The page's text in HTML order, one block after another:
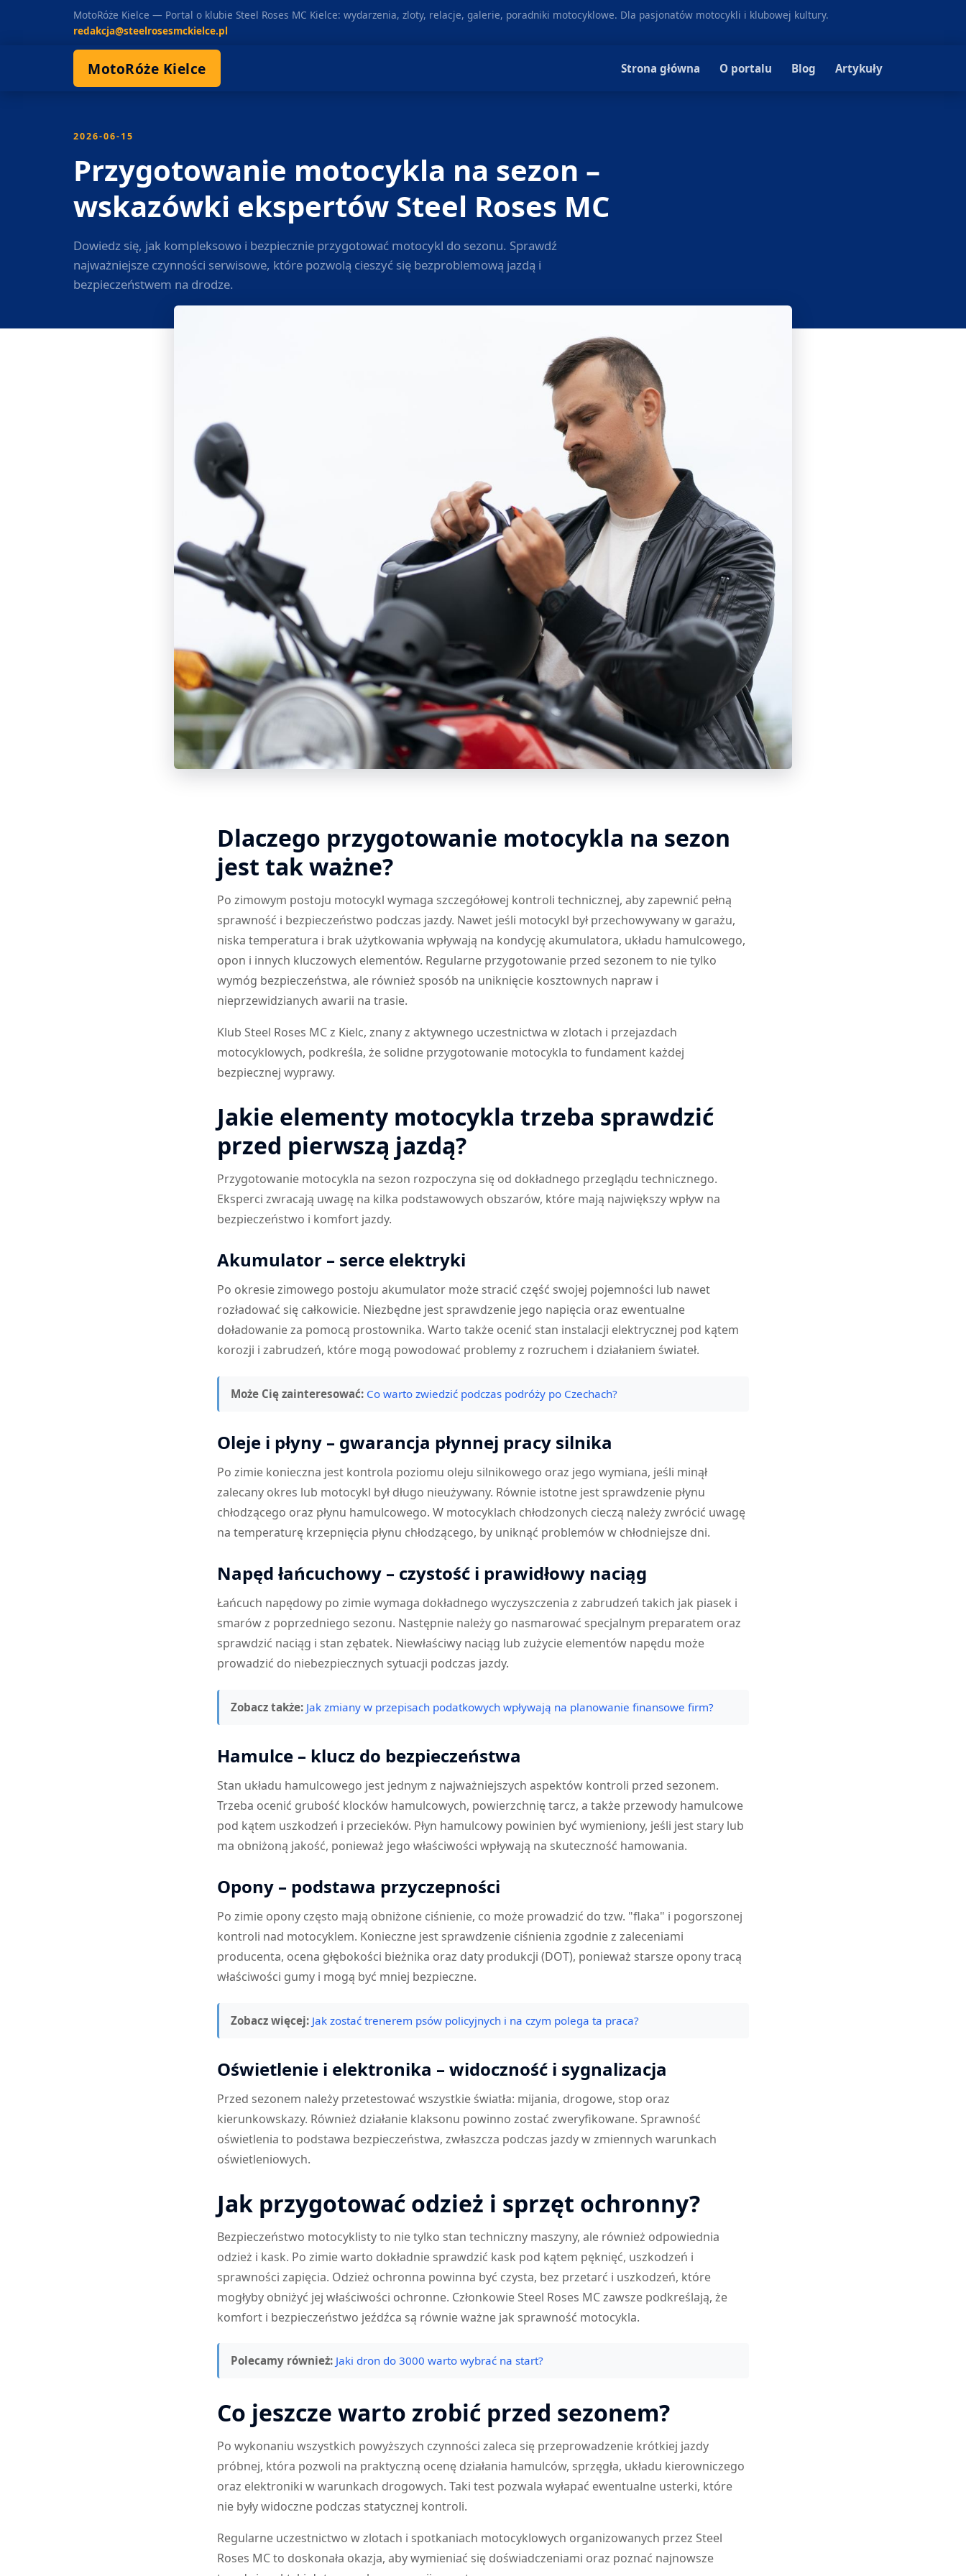
MotoRóże Kielce — Portal o klubie Steel Roses MC Kielce: wydarzenia, zloty, relacje, galerie, poradniki motocyklowe. Dla pasjonatów motocykli i klubowej kultury.
redakcja@steelrosesmckielce.pl
MotoRóże Kielce Strona główna O portalu Blog Artykuły
2026-06-15
Przygotowanie motocykla na sezon –
wskazówki ekspertów Steel Roses MC
Dowiedz się, jak kompleksowo i bezpiecznie przygotować motocykl do sezonu. Sprawdź
najważniejsze czynności serwisowe, które pozwolą cieszyć się bezproblemową jazdą i
bezpieczeństwem na drodze.
Dlaczego przygotowanie motocykla na sezon
jest tak ważne?
Po zimowym postoju motocykl wymaga szczegółowej kontroli technicznej, aby zapewnić pełną
sprawność i bezpieczeństwo podczas jazdy. Nawet jeśli motocykl był przechowywany w garażu,
niska temperatura i brak użytkowania wpływają na kondycję akumulatora, układu hamulcowego,
opon i innych kluczowych elementów. Regularne przygotowanie przed sezonem to nie tylko
wymóg bezpieczeństwa, ale również sposób na uniknięcie kosztownych napraw i
nieprzewidzianych awarii na trasie.
Klub Steel Roses MC z Kielc, znany z aktywnego uczestnictwa w zlotach i przejazdach
motocyklowych, podkreśla, że solidne przygotowanie motocykla to fundament każdej
bezpiecznej wyprawy.
Jakie elementy motocykla trzeba sprawdzić
przed pierwszą jazdą?
Przygotowanie motocykla na sezon rozpoczyna się od dokładnego przeglądu technicznego.
Eksperci zwracają uwagę na kilka podstawowych obszarów, które mają największy wpływ na
bezpieczeństwo i komfort jazdy.
Akumulator – serce elektryki
Po okresie zimowego postoju akumulator może stracić część swojej pojemności lub nawet
rozładować się całkowicie. Niezbędne jest sprawdzenie jego napięcia oraz ewentualne
doładowanie za pomocą prostownika. Warto także ocenić stan instalacji elektrycznej pod kątem
korozji i zabrudzeń, które mogą powodować problemy z rozruchem i działaniem świateł.
Może Cię zainteresować: Co warto zwiedzić podczas podróży po Czechach?
Oleje i płyny – gwarancja płynnej pracy silnika
Po zimie konieczna jest kontrola poziomu oleju silnikowego oraz jego wymiana, jeśli minął
zalecany okres lub motocykl był długo nieużywany. Równie istotne jest sprawdzenie płynu
chłodzącego oraz płynu hamulcowego. W motocyklach chłodzonych cieczą należy zwrócić uwagę
na temperaturę krzepnięcia płynu chłodzącego, by uniknąć problemów w chłodniejsze dni.
Napęd łańcuchowy – czystość i prawidłowy naciąg
Łańcuch napędowy po zimie wymaga dokładnego wyczyszczenia z zabrudzeń takich jak piasek i
smarów z poprzedniego sezonu. Następnie należy go nasmarować specjalnym preparatem oraz
sprawdzić naciąg i stan zębatek. Niewłaściwy naciąg lub zużycie elementów napędu może
prowadzić do niebezpiecznych sytuacji podczas jazdy.
Zobacz także: Jak zmiany w przepisach podatkowych wpływają na planowanie finansowe firm?
Hamulce – klucz do bezpieczeństwa
Stan układu hamulcowego jest jednym z najważniejszych aspektów kontroli przed sezonem.
Trzeba ocenić grubość klocków hamulcowych, powierzchnię tarcz, a także przewody hamulcowe
pod kątem uszkodzeń i przecieków. Płyn hamulcowy powinien być wymieniony, jeśli jest stary lub
ma obniżoną jakość, ponieważ jego właściwości wpływają na skuteczność hamowania.
Opony – podstawa przyczepności
Po zimie opony często mają obniżone ciśnienie, co może prowadzić do tzw. "flaka" i pogorszonej
kontroli nad motocyklem. Konieczne jest sprawdzenie ciśnienia zgodnie z zaleceniami
producenta, ocena głębokości bieżnika oraz daty produkcji (DOT), ponieważ starsze opony tracą
właściwości gumy i mogą być mniej bezpieczne.
Zobacz więcej: Jak zostać trenerem psów policyjnych i na czym polega ta praca?
Oświetlenie i elektronika – widoczność i sygnalizacja
Przed sezonem należy przetestować wszystkie światła: mijania, drogowe, stop oraz
kierunkowskazy. Również działanie klaksonu powinno zostać zweryfikowane. Sprawność
oświetlenia to podstawa bezpieczeństwa, zwłaszcza podczas jazdy w zmiennych warunkach
oświetleniowych.
Jak przygotować odzież i sprzęt ochronny?
Bezpieczeństwo motocyklisty to nie tylko stan techniczny maszyny, ale również odpowiednia
odzież i kask. Po zimie warto dokładnie sprawdzić kask pod kątem pęknięć, uszkodzeń i
sprawności zapięcia. Odzież ochronna powinna być czysta, bez przetarć i uszkodzeń, które
mogłyby obniżyć jej właściwości ochronne. Członkowie Steel Roses MC zawsze podkreślają, że
komfort i bezpieczeństwo jeźdźca są równie ważne jak sprawność motocykla.
Polecamy również: Jaki dron do 3000 warto wybrać na start?
Co jeszcze warto zrobić przed sezonem?
Po wykonaniu wszystkich powyższych czynności zaleca się przeprowadzenie krótkiej jazdy
próbnej, która pozwoli na praktyczną ocenę działania hamulców, sprzęgła, układu kierowniczego
oraz elektroniki w warunkach drogowych. Taki test pozwala wyłapać ewentualne usterki, które
nie były widoczne podczas statycznej kontroli.
Regularne uczestnictwo w zlotach i spotkaniach motocyklowych organizowanych przez Steel
Roses MC to doskonała okazja, aby wymieniać się doświadczeniami oraz poznać najnowsze